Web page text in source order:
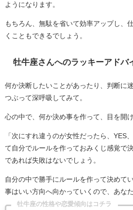
ようになります。
もちろん、無駄を省いて効率アップし、
くこともできるでしょう。
牡牛座さんへのラッキーアドバ
何か決断したいことがあったり、判断に
つぶって深呼吸してみて。
心の中で、何か決め事を作って、目を開
「次にすれ違うのが女性だったら、YES
て自分でルールを作っておみくじ感覚で
であれば失敗はないでしょう。
自分の中で勝手にルールを作って決めて
事はいい方向へ向かっていくので、あな
牡牛座の性格や恋愛傾向はコチラ